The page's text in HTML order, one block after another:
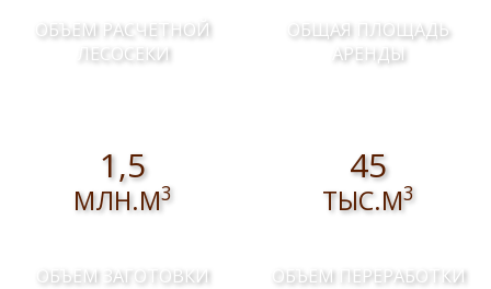
ОБЪЕМ РАСЧЕТНОЙ
ЛЕСОСЕКИ
ОБЩАЯ ПЛОЩАДЬ
АРЕНДЫ
1,5
МЛН.М3
ОБЪЕМ ЗАГОТОВКИ
45
ТЫС.М3
ОБЪЕМ ПЕРЕРАБОТКИ